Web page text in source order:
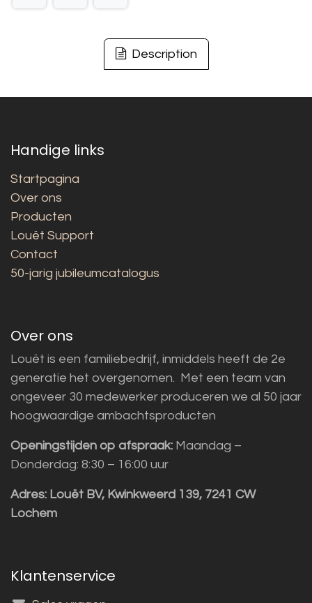
Description
Handige links
Startpagina
Over ons
Producten
Louët Support
Contact
50-jarig jubileumcatalogus
Over ons
Louët is een familiebedrijf, inmiddels heeft de 2e
generatie het overgenomen. Met een team van
ongeveer 30 medewerker produceren we al 50 jaar
hoogwaardige ambachtsproducten
Openingstijden op afspraak: Maandag –
Donderdag: 8:30 – 16:00 uur
Adres: Louët BV, Kwinkweerd 139, 7241 CW
Lochem
Klantenservice